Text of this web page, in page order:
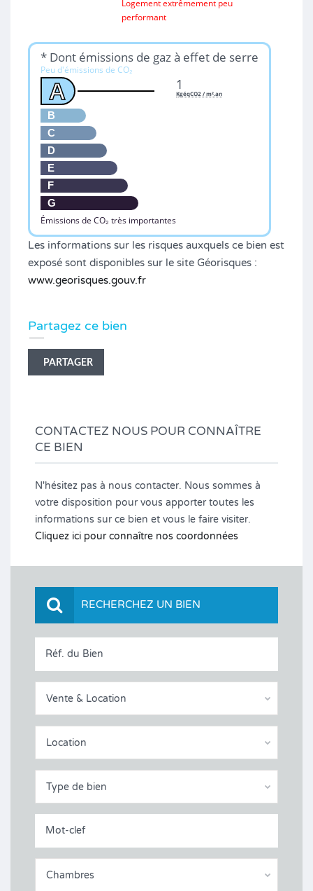
Logement extrêmement peu
performant
* Dont émissions de gaz à effet de serre
Peu d'émissions de CO₂
A
B
C
D
E
F
G
Émissions de CO₂ très importantes
1
KgéqCO2 / m².an
Les informations sur les risques auxquels ce bien est
exposé sont disponibles sur le site Géorisques :
www.georisques.gouv.fr
Partagez ce bien
PARTAGER
CONTACTEZ NOUS POUR CONNAÎTRE
CE BIEN
N'hésitez pas à nous contacter. Nous sommes à
votre disposition pour vous apporter toutes les
informations sur ce bien et vous le faire visiter.
Cliquez ici pour connaître nos coordonnées
RECHERCHEZ UN BIEN
Vente & Location
Location
Type de bien
Chambres